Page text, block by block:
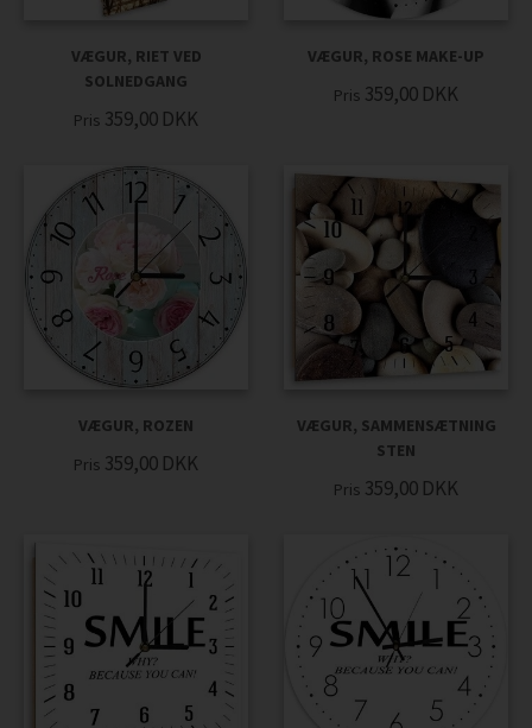
VÆGUR, RIET VED
SOLNEDGANG
Pris 359,00 DKK
VÆGUR, ROSE MAKE-UP
Pris 359,00 DKK
VÆGUR, ROZEN
Pris 359,00 DKK
VÆGUR, SAMMENSÆTNING
STEN
Pris 359,00 DKK